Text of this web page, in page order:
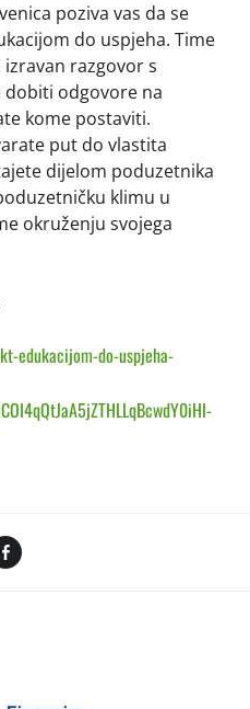
poziva vas da se
do uspjeha. Time
razgovor s
dobiti odgovore na
kome postaviti.
put do vlastita
dijelom poduzetnika
klimu u
okruženju svojega
edukacijom-do-uspjeha-